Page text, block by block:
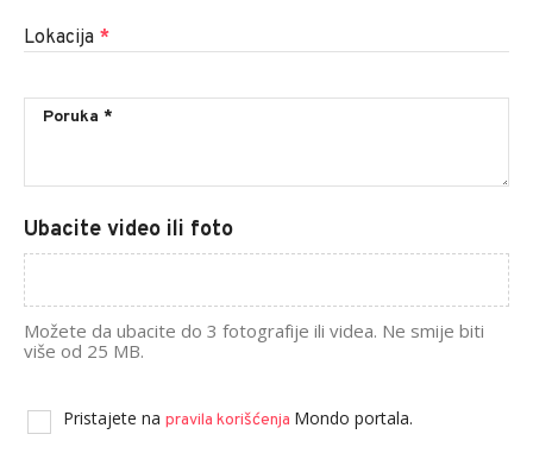
Lokacija *
Ubacite video ili foto
Možete da ubacite do 3 fotografije ili videa. Ne smije biti
više od 25 MB.
Pristajete na pravila korišćenja Mondo portala.